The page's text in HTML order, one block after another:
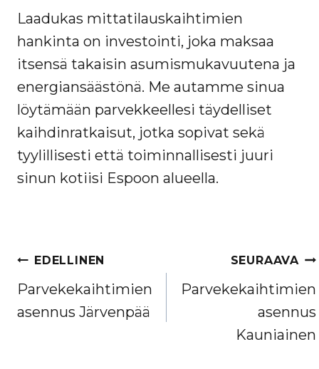
Laadukas mittatilauskaihtimien
hankinta on investointi, joka maksaa
itsensä takaisin asumismukavuutena ja
energiansäästönä. Me autamme sinua
löytämään parvekkeellesi täydelliset
kaihdinratkaisut, jotka sopivat sekä
tyylillisesti että toiminnallisesti juuri
sinun kotiisi Espoon alueella.
ARTIKKELIEN
SELAUS
EDELLINEN
Parvekekaihtimien
asennus Järvenpää
SEURAAVA
Parvekekaihtimien
asennus
Kauniainen